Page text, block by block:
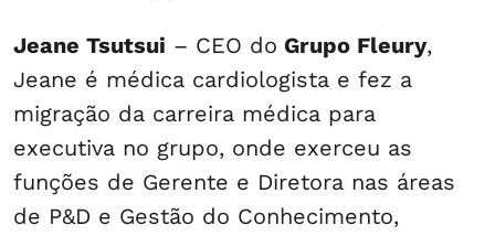
Jeane Tsutsui – CEO do Grupo Fleury,
Jeane é médica cardiologista e fez a
migração da carreira médica para
executiva no grupo, onde exerceu as
funções de Gerente e Diretora nas áreas
de P&D e Gestão do Conhecimento,